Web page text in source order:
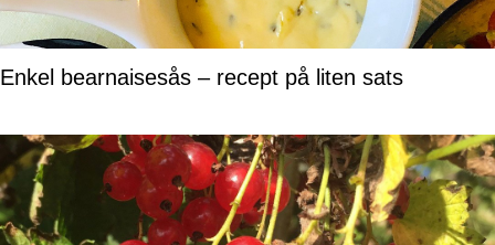
Enkel bearnaisesås – recept på liten sats